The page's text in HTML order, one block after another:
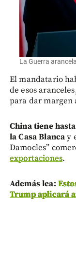
La Guerra
El mandatario
de esos
para dar margen
China tiene
la Casa Blancay
Damocles”
exportaciones.
Además lea:
Trump aplicará